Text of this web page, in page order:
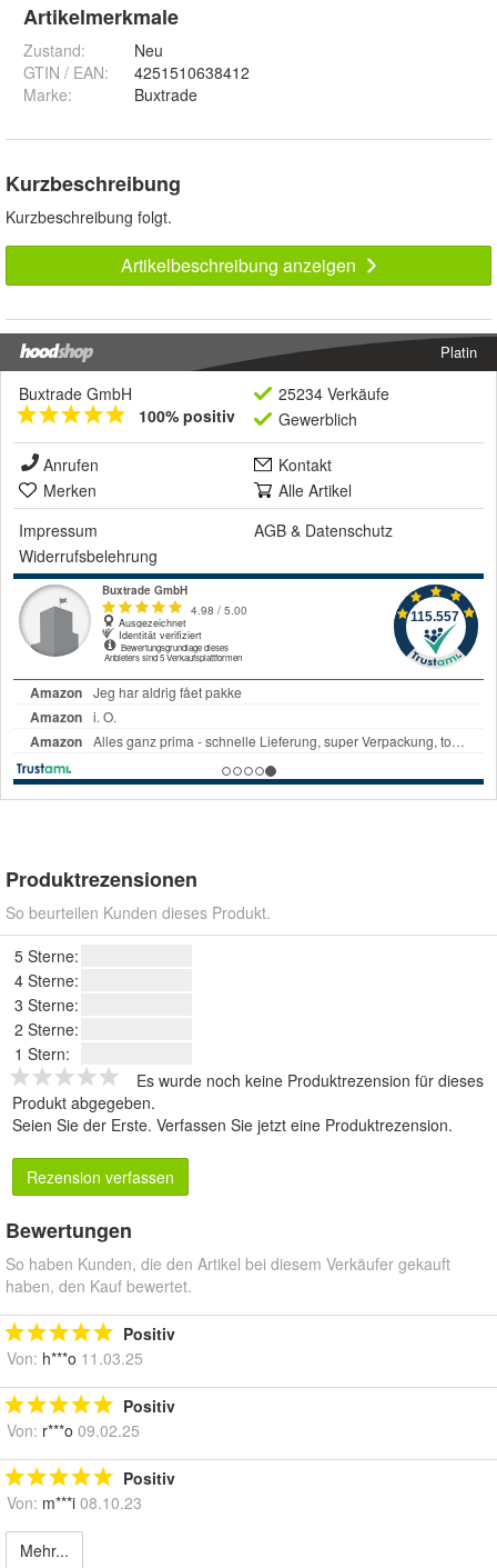
Artikelmerkmale
Zustand:
Neu
GTIN / EAN:
4251510638412
Marke:
Buxtrade
Kurzbeschreibung
Kurzbeschreibung folgt.
Artikelbeschreibung anzeigen
Platin
Buxtrade GmbH
100% positiv
25234 Verkäufe
Gewerblich
Anrufen
Kontakt
Merken
Alle Artikel
Impressum
AGB & Datenschutz
Widerrufsbelehrung
Produktrezensionen
So beurteilen Kunden dieses Produkt.
5 Sterne:
4 Sterne:
3 Sterne:
2 Sterne:
1 Stern:
Es wurde noch keine Produktrezension für dieses
Produkt abgegeben.
Seien Sie der Erste. Verfassen Sie jetzt eine Produktrezension.
Rezension verfassen
Bewertungen
So haben Kunden, die den Artikel bei diesem Verkäufer gekauft
haben, den Kauf bewertet.
Positiv
Von: h***o 11.03.25
Positiv
Von: r***o 09.02.25
Positiv
Von: m***i 08.10.23
Mehr...